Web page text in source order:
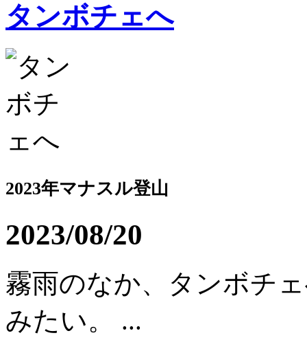
タンボチェへ
2023年マナスル登山
2023/08/20
霧雨のなか、タンボチ
みたい。 ...